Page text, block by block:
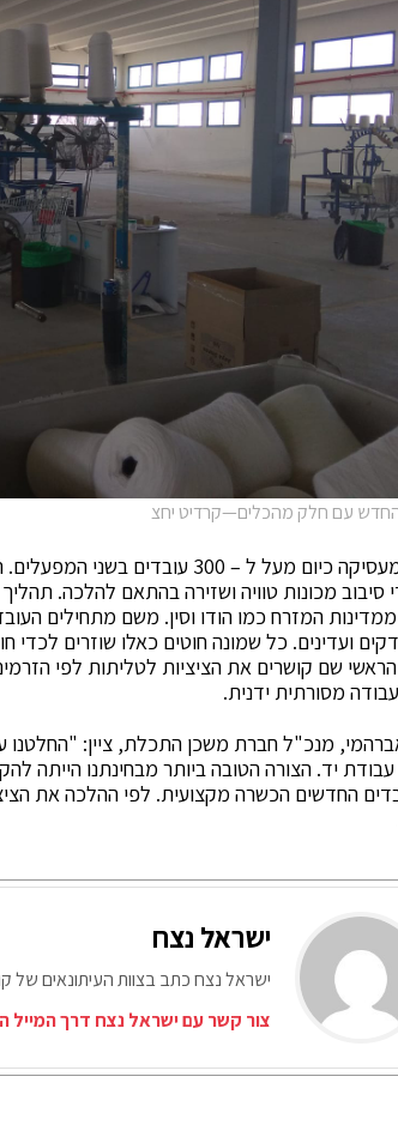
עם חלק מהכלים—קרדיט יחצ
החברה מעסיקה כיום מעל ל –
סיבוב מכונות טוויה ושזירה בהתאם להלכה.
המזרח כמו הודו וסין. משם מתחילים
ועדינים. כל שמונה חוטים כאלו שוזרים
שם קושרים את הציציות לטליתות לפי
מסורתית ידנית.
מנכ"ל חברת משכן התכלת, ציין: "החלטנו
עבודת יד. הצורה הטובה ביותר מבחינתנו הייתה
החדשים הכשרה מקצועית. לפי ההלכה את
ישראל נצח
ישראל נצח כתב בצוות העיתונאים של
צור קשר עם ישראל נצח דרך המייל